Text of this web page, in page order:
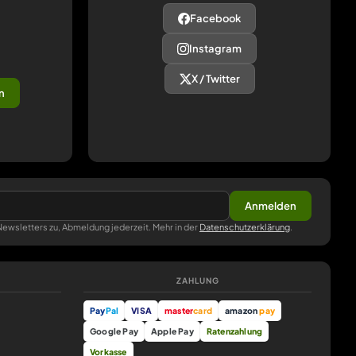
Facebook
Instagram
X / Twitter
Anmelden
zu, Abmeldung jederzeit. Mehr in der Datenschutzerklärung
ZAHLUNG
PayPal VISA mastercard amazonpay
Google Pay
Apple Pay
Ratenzahlung
Vorkasse